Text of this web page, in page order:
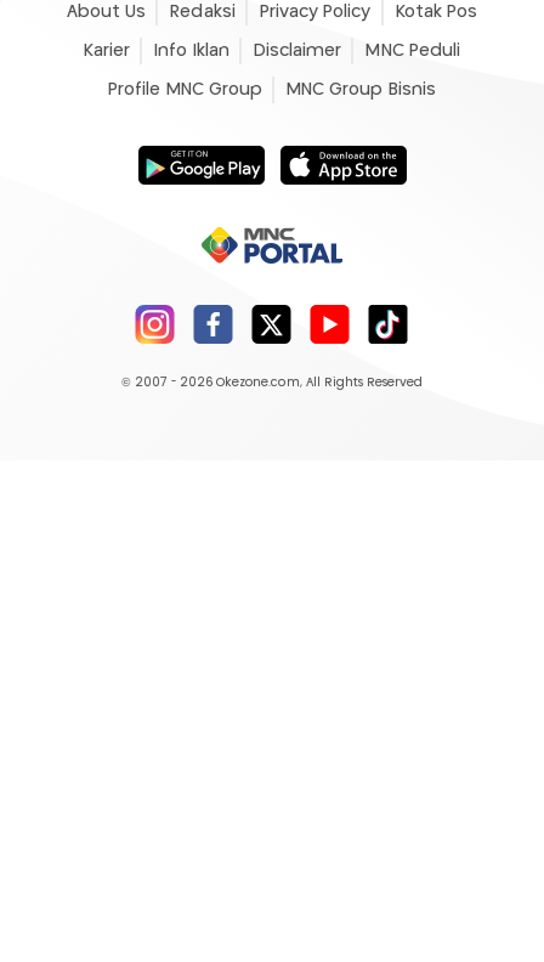
About Us Redaksi Privacy Policy Kotak Pos
Karier Info Iklan Disclaimer MNC Peduli
Profile MNC Group MNC Group Bisnis
© 2007 - 2026 Okezone.com, All Rights Reserved